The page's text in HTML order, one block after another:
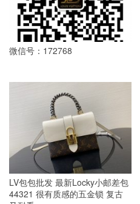
微信号：172768
LV包包批发 最新Locky小邮差包
44321 很有质感的五金锁 复古